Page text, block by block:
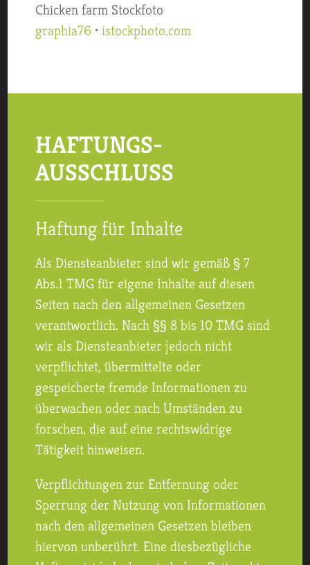
Chicken farm Stockfoto
graphia76 •istockphoto.com
HAFTUNGS­
AUSSCHLUSS
Haftung für Inhalte
Als Diensteanbieter sind wir gemäß § 7
Abs.1 TMG für eigene Inhalte auf diesen
Seiten nach den allgemeinen Gesetzen
verantwortlich. Nach §§ 8 bis 10 TMG sind
wir als Diensteanbieter jedoch nicht
verpflichtet, übermittelte oder
gespeicherte fremde Informationen zu
überwachen oder nach Umständen zu
forschen, die auf eine rechtswidrige
Tätigkeit hinweisen.
Verpflichtungen zur Entfernung oder
Sperrung der Nutzung von Informationen
nach den allgemeinen Gesetzen bleiben
hiervon unberührt. Eine diesbezügliche